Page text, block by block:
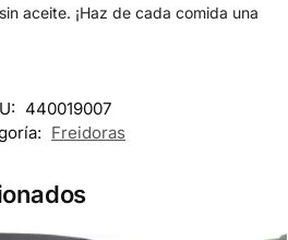
aceite. ¡Haz de cada comida una
440019007
Freidoras